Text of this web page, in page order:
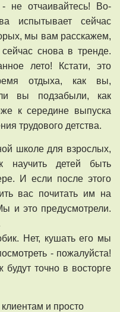
не отчаивайтесь! Во-
испытывает сейчас
мы вам расскажем,
сейчас снова в тренде.
лето! Кстати, это
отдыха, как вы,
вы подзабыли, как
к середине выпуска
трудового детства.
школе для взрослых,
детей быть
И если после этого
вас почитать им на
и это предусмотрели.
Нет, кушать его мы
- пожалуйста!
точно в восторге
и просто